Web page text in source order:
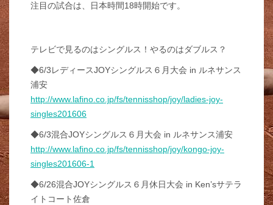
注目の試合は、日本時間18時開始です。
テレビで見るのはシングルス！やるのはダブルス？
◆6/3レディースJOYシングルス６月大会 in ルネサンス
浦安
http://www.lafino.co.jp/fs/tennisshop/joy/ladies-joy-
singles201606
◆6/3混合JOYシングルス６月大会 in ルネサンス浦安
http://www.lafino.co.jp/fs/tennisshop/joy/kongo-joy-
singles201606-1
◆6/26混合JOYシングルス６月休日大会 in Ken’sサテラ
イトコート佐倉